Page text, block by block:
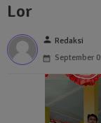
Lor
person Redaksi
September